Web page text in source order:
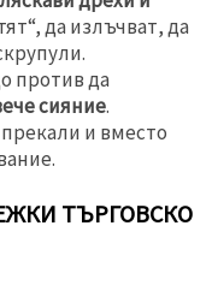
да излъчват, да
против да
сияние.
и вместо
ТЪРГОВСКО